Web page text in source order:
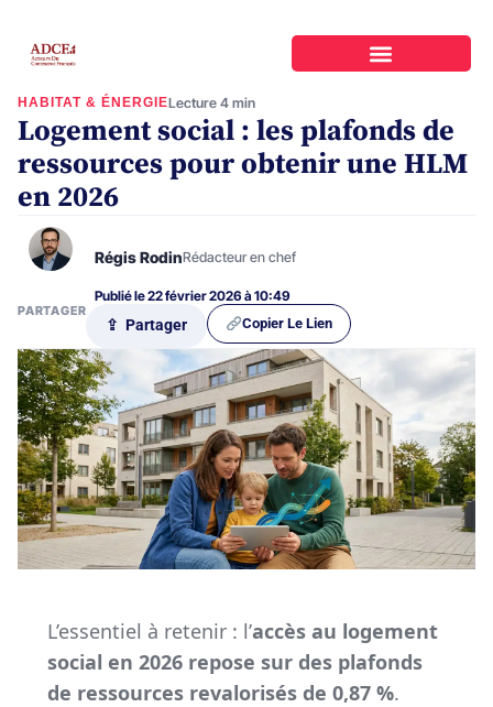
HABITAT & ÉNERGIELecture 4 min
Logement social : les plafonds de
ressources pour obtenir une HLM
en 2026
Régis RodinRédacteur en chef
Publié le 22 février 2026 à 10:49
PARTAGER
⇪ Partager Copier Le Lien
L’essentiel à retenir : l’accès au logement
social en 2026 repose sur des plafonds
de ressources revalorisés de 0,87 %.